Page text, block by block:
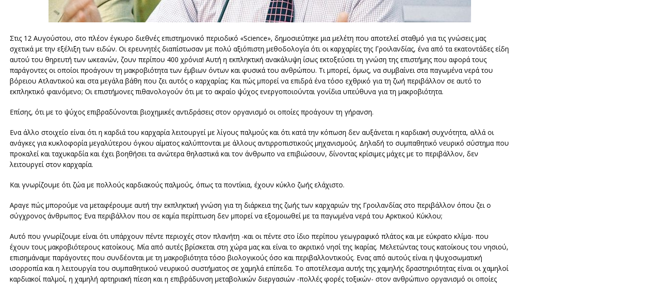
Στις 12 Αυγούστου, στο πλέον έγκυρο διεθνές επιστημονικό περιοδικό «Science», δημοσιεύτηκε μια μελέτη που αποτελεί σταθμό για τις γνώσεις μας
σχετικά με την εξέλιξη των ειδών. Οι ερευνητές διαπίστωσαν με πολύ αξιόπιστη μεθοδολογία ότι οι καρχαρίες της Γροιλανδίας, ένα από τα εκατοντάδες είδη
αυτού του θηρευτή των ωκεανών, ζουν περίπου 400 χρόνια! Αυτή η εκπληκτική ανακάλυψη ίσως εκτοξεύσει τη γνώση της επιστήμης που αφορά τους
παράγοντες οι οποίοι προάγουν τη μακροβιότητα των έμβιων όντων και φυσικά του ανθρώπου. Τι μπορεί, όμως, να συμβαίνει στα παγωμένα νερά του
βόρειου Ατλαντικού και στα μεγάλα βάθη που ζει αυτός ο καρχαρίας; Και πώς μπορεί να επιδρά ένα τόσο εχθρικό για τη ζωή περιβάλλον σε αυτό το
εκπληκτικό φαινόμενο; Οι επιστήμονες πιθανολογούν ότι με το ακραίο ψύχος ενεργοποιούνται γονίδια υπεύθυνα για τη μακροβιότητα.
Επίσης, ότι με το ψύχος επιβραδύνονται βιοχημικές αντιδράσεις στον οργανισμό οι οποίες προάγουν τη γήρανση.
Ενα άλλο στοιχείο είναι ότι η καρδιά του καρχαρία λειτουργεί με λίγους παλμούς και ότι κατά την κόπωση δεν αυξάνεται η καρδιακή συχνότητα, αλλά οι
ανάγκες για κυκλοφορία μεγαλύτερου όγκου αίματος καλύπτονται με άλλους αντιρροπιστικούς μηχανισμούς. Δηλαδή το συμπαθητικό νευρικό σύστημα που
προκαλεί και ταχυκαρδία και έχει βοηθήσει τα ανώτερα θηλαστικά και τον άνθρωπο να επιβιώσουν, δίνοντας κρίσιμες μάχες με το περιβάλλον, δεν
λειτουργεί στον καρχαρία.
Και γνωρίζουμε ότι ζώα με πολλούς καρδιακούς παλμούς, όπως τα ποντίκια, έχουν κύκλο ζωής ελάχιστο.
Αραγε πώς μπορούμε να μεταφέρουμε αυτή την εκπληκτική γνώση για τη διάρκεια της ζωής των καρχαριών της Γροιλανδίας στο περιβάλλον όπου ζει ο
σύγχρονος άνθρωπος; Ενα περιβάλλον που σε καμία περίπτωση δεν μπορεί να εξομοιωθεί με τα παγωμένα νερά του Αρκτικού Κύκλου;
Αυτό που γνωρίζουμε είναι ότι υπάρχουν πέντε περιοχές στον πλανήτη -και οι πέντε στο ίδιο περίπου γεωγραφικό πλάτος και με εύκρατο κλίμα- που
έχουν τους μακροβιότερους κατοίκους. Μία από αυτές βρίσκεται στη χώρα μας και είναι το ακριτικό νησί της Ικαρίας. Μελετώντας τους κατοίκους του νησιού,
επισημάναμε παράγοντες που συνδέονται με τη μακροβιότητα τόσο βιολογικούς όσο και περιβαλλοντικούς. Ενας από αυτούς είναι η ψυχοσωματική
ισορροπία και η λειτουργία του συμπαθητικού νευρικού συστήματος σε χαμηλά επίπεδα. Το αποτέλεσμα αυτής της χαμηλής δραστηριότητας είναι οι χαμηλοί
καρδιακοί παλμοί, η χαμηλή αρτηριακή πίεση και η επιβράδυνση μεταβολικών διεργασιών -πολλές φορές τοξικών- στον ανθρώπινο οργανισμό οι οποίες